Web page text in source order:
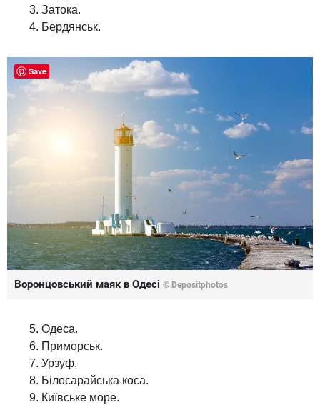
Затока.
Бердянськ.
Воронцовський маяк в Одесі © Depositphotos
Одеса.
Приморськ.
Урзуф.
Білосарайська коса.
Київське море.
Save